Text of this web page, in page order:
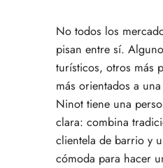
No todos los
pisan entre sí.
turísticos, otros más
más orientados a
Ninot tiene una
clara: combina
clientela de barrio y
cómoda para hacer